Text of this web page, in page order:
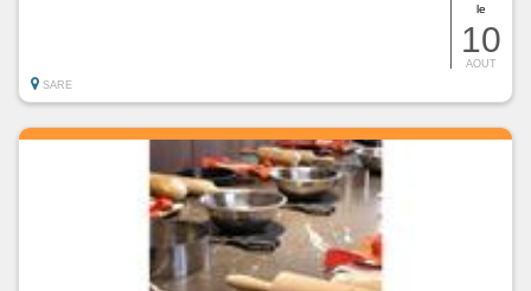
le
10
AOUT
SARE